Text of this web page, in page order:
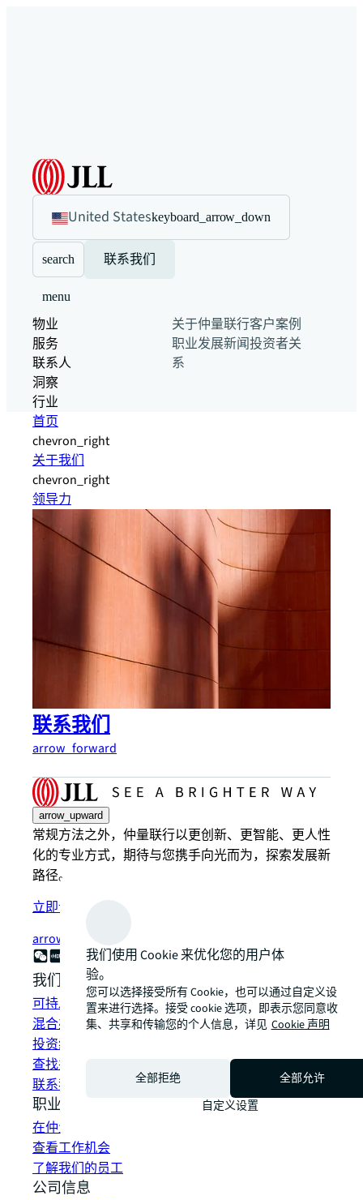
United Stateskeyboard_arrow_down
search 联系我们
menu
物业
服务
联系人
洞察
行业
关于仲量联行客户案例
职业发展新闻投资者关
系
首页
chevron_right
关于我们
chevron_right
领导力
联系我们
arrow_forward
arrow_upward
常规方法之外，仲量联行以更创新、更智能、更人性
化的专业方式，期待与您携手向光而为，探索发展新
路径。
立即订阅
arrow_forward
我们如何为您提供帮助？
可持发展解决方案
混合办公空间解决方案
投资组合管理
查找并租赁空间
联系我们
职业发展
在仲量联行工作
查看工作机会
了解我们的员工
公司信息
我们使用 Cookie 来优化您的用户体
验。
您可以选择接受所有 Cookie，也可以通过自定义设
置来进行选择。接受 cookie 选项，即表示您同意收
集、共享和传输您的个人信息，详见 Cookie 声明
全部拒绝
全部允许
自定义设置